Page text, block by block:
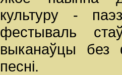
культуру -
фестываль
выканаўцы без
песні.